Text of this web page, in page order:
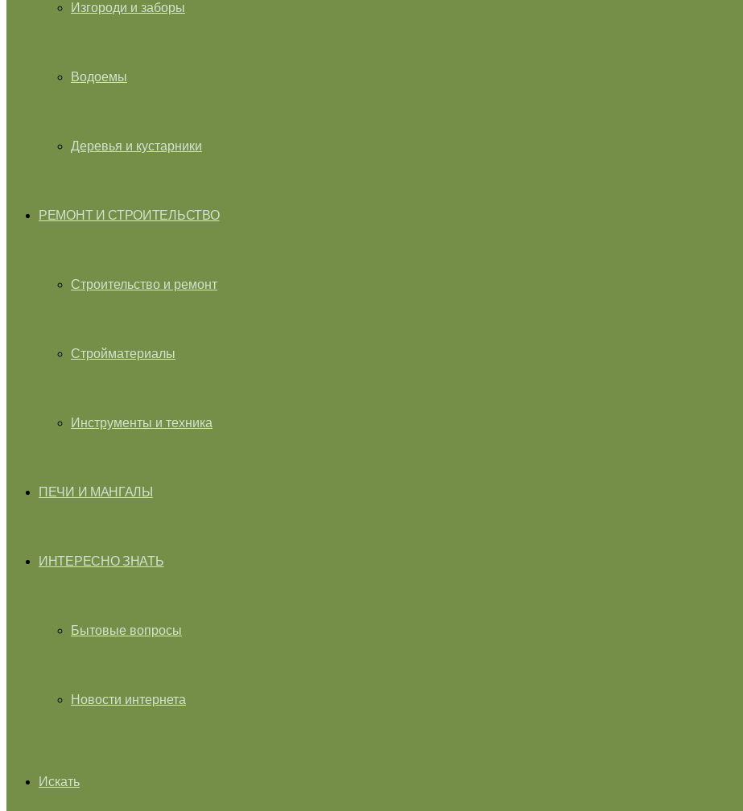
Изгороди и заборы
Водоемы
Деревья и кустарники
РЕМОНТ И СТРОИТЕЛЬСТВО
Строительство и ремонт
Стройматериалы
Инструменты и техника
ПЕЧИ И МАНГАЛЫ
ИНТЕРЕСНО ЗНАТЬ
Бытовые вопросы
Новости интернета
Искать